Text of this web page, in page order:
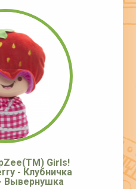
Girls!
- Клубничка
Вывернушка